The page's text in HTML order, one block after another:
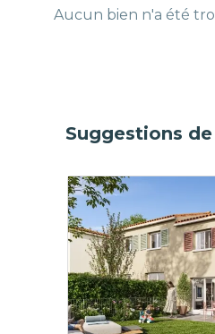
Aucun bien n'a été
Suggestions